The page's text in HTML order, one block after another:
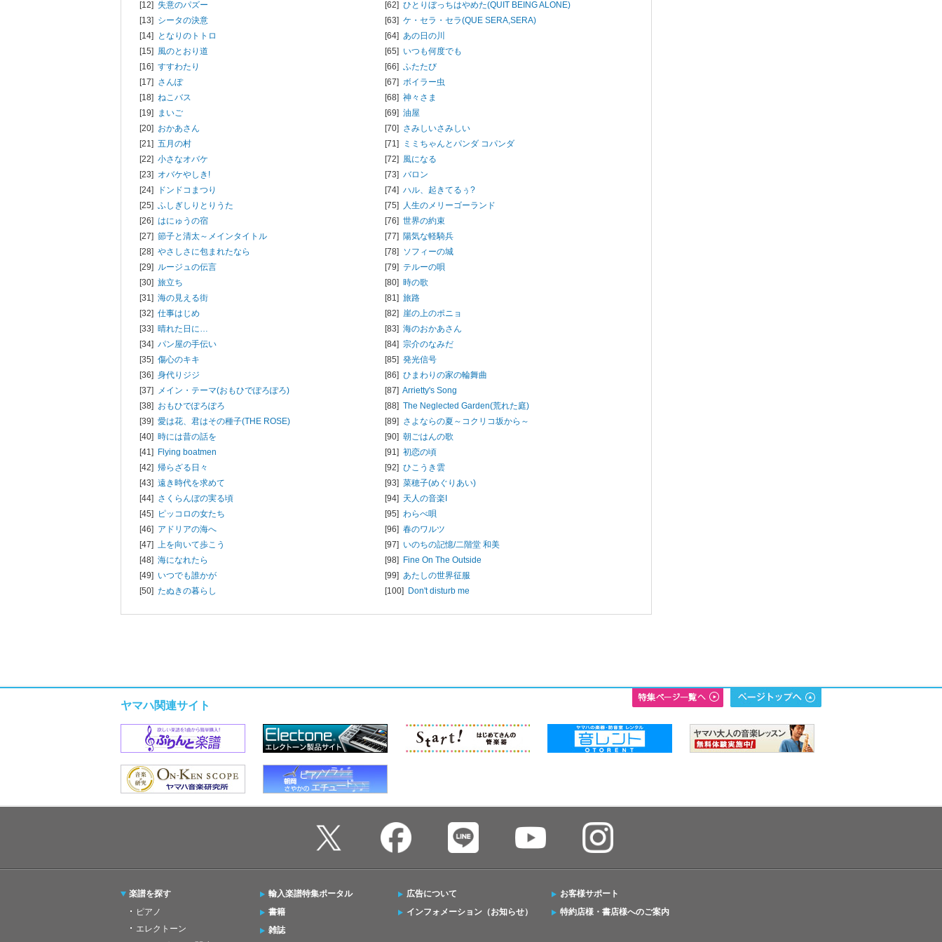
[12] 失意のパズー
[13] シータの決意
[14] となりのトトロ
[15] 風のとおり道
[16] すすわたり
[17] さんぽ
[18] ねこバス
[19] まいご
[20] おかあさん
[21] 五月の村
[22] 小さなオバケ
[23] オバケやしき!
[24]
ドンドコまつり
[25] ふしぎしりとりうた
[26] はにゅうの宿
[27] 節子と清太～メインタイトル
[28] やさしさに包まれたなら
[29] ルージュの伝言
[30] 旅立ち
[31] 海の見える街
[32] 仕事はじめ
[33] 晴れた日に…
[34] パン屋の手伝い
[35] 傷心のキキ
[36] 身代りジジ
[37] メイン・テーマ(おもひでぽろぽろ)
[38] おもひでぽろぽろ
[39] 愛は花、君はその種子(THE ROSE)
[40] 時には昔の話を
[41] Flying boatmen
[42] 帰らざる日々
[43] 遠き時代を求めて
[44] さくらんぼの実る頃
[45] ピッコロの女たち
[46] アドリアの海へ
[47] 上を向いて歩こう
[48] 海になれたら
[49] いつでも誰かが
[50] たぬきの暮らし
[62] ひとりぼっちはやめた(QUIT BEING ALONE)
[63] ケ・セラ・セラ(QUE SERA,SERA)
[64] あの日の川
[65] いつも何度でも
[66] ふたたび
[67] ボイラー虫
[68] 神々さま
[69] 油屋
[70] さみしいさみしい
[71]
ミミちゃんとパンダ コパンダ
[72] 風になる
[73] バロン
[74] ハル、起きてるぅ?
[75] 人生のメリーゴーランド
[76] 世界の約束
[77] 陽気な軽騎兵
[78] ソフィーの城
[79] テルーの唄
[80] 時の歌
[81] 旅路
[82] 崖の上のポニョ
[83] 海のおかあさん
[84] 宗介のなみだ
[85] 発光信号
[86] ひまわりの家の輪舞曲
[87] Arrietty's Song
[88] The Neglected Garden(荒れた庭)
[89] さよならの夏～コクリコ坂から～
[90] 朝ごはんの歌
[91] 初恋の頃
[92] ひこうき雲
[93] 菜穂子(めぐりあい)
[94] 天人の音楽I
[95] わらべ唄
[96] 春のワルツ
[97] いのちの記憶/二階堂 和美
[98] Fine On The Outside
[99] あたしの世界征服
[100] Don't disturb me
ヤマハ関連サイト
楽譜を探す
ピアノ
エレクトーン
輸入楽譜特集ポータル
書籍
雑誌
広告について
インフォメーション（お知らせ）
お客様サポート
特約店様・書店様へのご案内